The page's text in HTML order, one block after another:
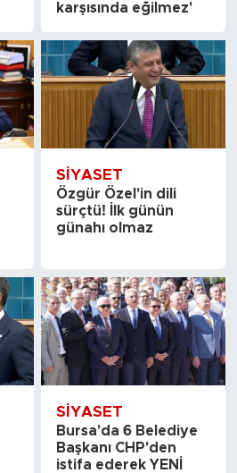
karşısında eğilmez'
SİYASET
Özgür Özel'in dili
sürçtü! İlk günün
günahı olmaz
SİYASET
Bursa'da 6 Belediye
Başkanı CHP'den
istifa ederek YENİ